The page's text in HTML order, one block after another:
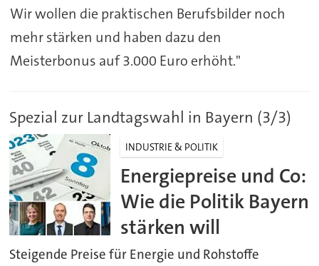
Wir wollen die praktischen Berufsbilder noch
mehr stärken und haben dazu den
Meisterbonus auf 3.000 Euro erhöht."
Spezial zur Landtagswahl in Bayern (3/3)
INDUSTRIE & POLITIK
Energiepreise und Co:
Wie die Politik Bayern
stärken will
Steigende Preise für Energie und Rohstoffe